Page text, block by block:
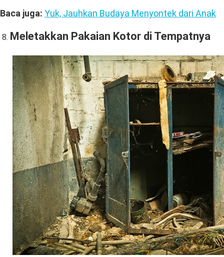
Baca juga: Yuk, Jauhkan Budaya Menyontek dari Anak
Meletakkan Pakaian Kotor di Tempatnya